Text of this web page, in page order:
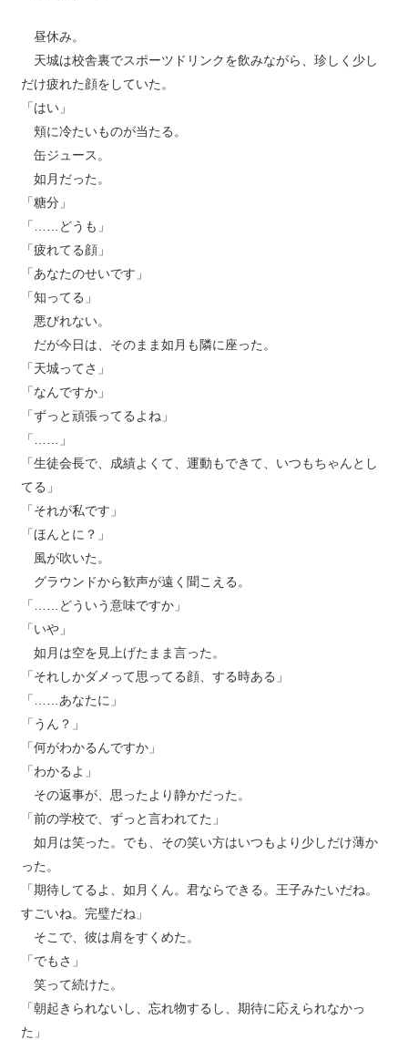
昼休み。
天城は校舎裏でスポーツドリンクを飲みながら、珍しく少し
だけ疲れた顔をしていた。
「はい」
頬に冷たいものが当たる。
缶ジュース。
如月だった。
「糖分」
「……どうも」
「疲れてる顔」
「あなたのせいです」
「知ってる」
悪びれない。
だが今日は、そのまま如月も隣に座った。
「天城ってさ」
「なんですか」
「ずっと頑張ってるよね」
「……」
「生徒会長で、成績よくて、運動もできて、いつもちゃんとし
てる」
「それが私です」
「ほんとに？」
風が吹いた。
グラウンドから歓声が遠く聞こえる。
「……どういう意味ですか」
「いや」
如月は空を見上げたまま言った。
「それしかダメって思ってる顔、する時ある」
「……あなたに」
「うん？」
「何がわかるんですか」
「わかるよ」
その返事が、思ったより静かだった。
「前の学校で、ずっと言われてた」
如月は笑った。でも、その笑い方はいつもより少しだけ薄か
った。
「期待してるよ、如月くん。君ならできる。王子みたいだね。
すごいね。完璧だね」
そこで、彼は肩をすくめた。
「でもさ」
笑って続けた。
「朝起きられないし、忘れ物するし、期待に応えられなかっ
た」